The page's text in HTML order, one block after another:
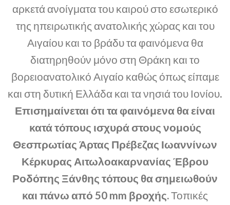
αρκετά ανοίγματα του καιρού στο εσωτερικό
της ηπειρωτικής ανατολικής χώρας και του
Αιγαίου και το βράδυ τα φαινόμενα θα
διατηρηθούν μόνο στη Θράκη και το
βορειοανατολικό Αιγαίο καθώς όπως είπαμε
και στη δυτική Ελλάδα και τα νησιά του Ιονίου.
Επισημαίνεται ότι τα φαινόμενα θα είναι
κατά τόπους ισχυρά στους νομούς
Θεσπρωτίας Άρτας Πρέβεζας Ιωαννίνων
Κέρκυρας Αιτωλοακαρνανίας Έβρου
Ροδόπης Ξάνθης τόπους θα σημειωθούν
και πάνω από 50 mm βροχής.Τοπικές